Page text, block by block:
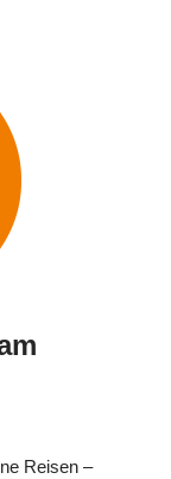
Reisen –